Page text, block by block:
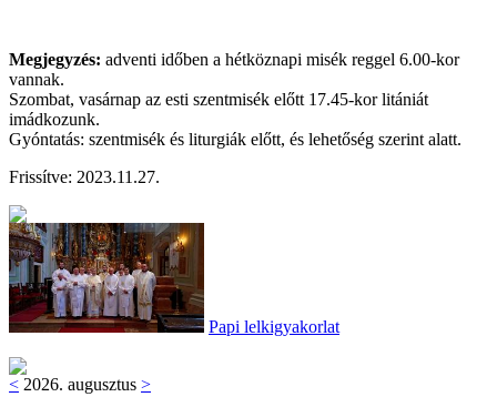
Megjegyzés: adventi időben a hétköznapi misék reggel 6.00-kor
vannak.
Szombat, vasárnap az esti szentmisék előtt 17.45-kor litániát
imádkozunk.
Gyóntatás: szentmisék és liturgiák előtt, és lehetőség szerint alatt.
Frissítve: 2023.11.27.
Papi lelkigyakorlat
< 2026. augusztus >